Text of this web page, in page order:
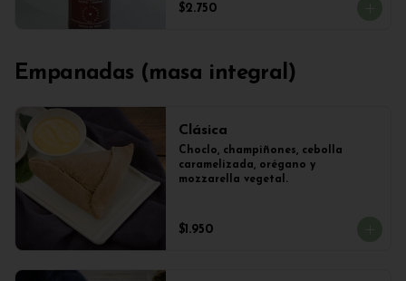
$2.750
Empanadas (masa integral)
Clásica
Choclo, champiñones, cebolla
caramelizada, orégano y
mozzarella vegetal.
$1.950